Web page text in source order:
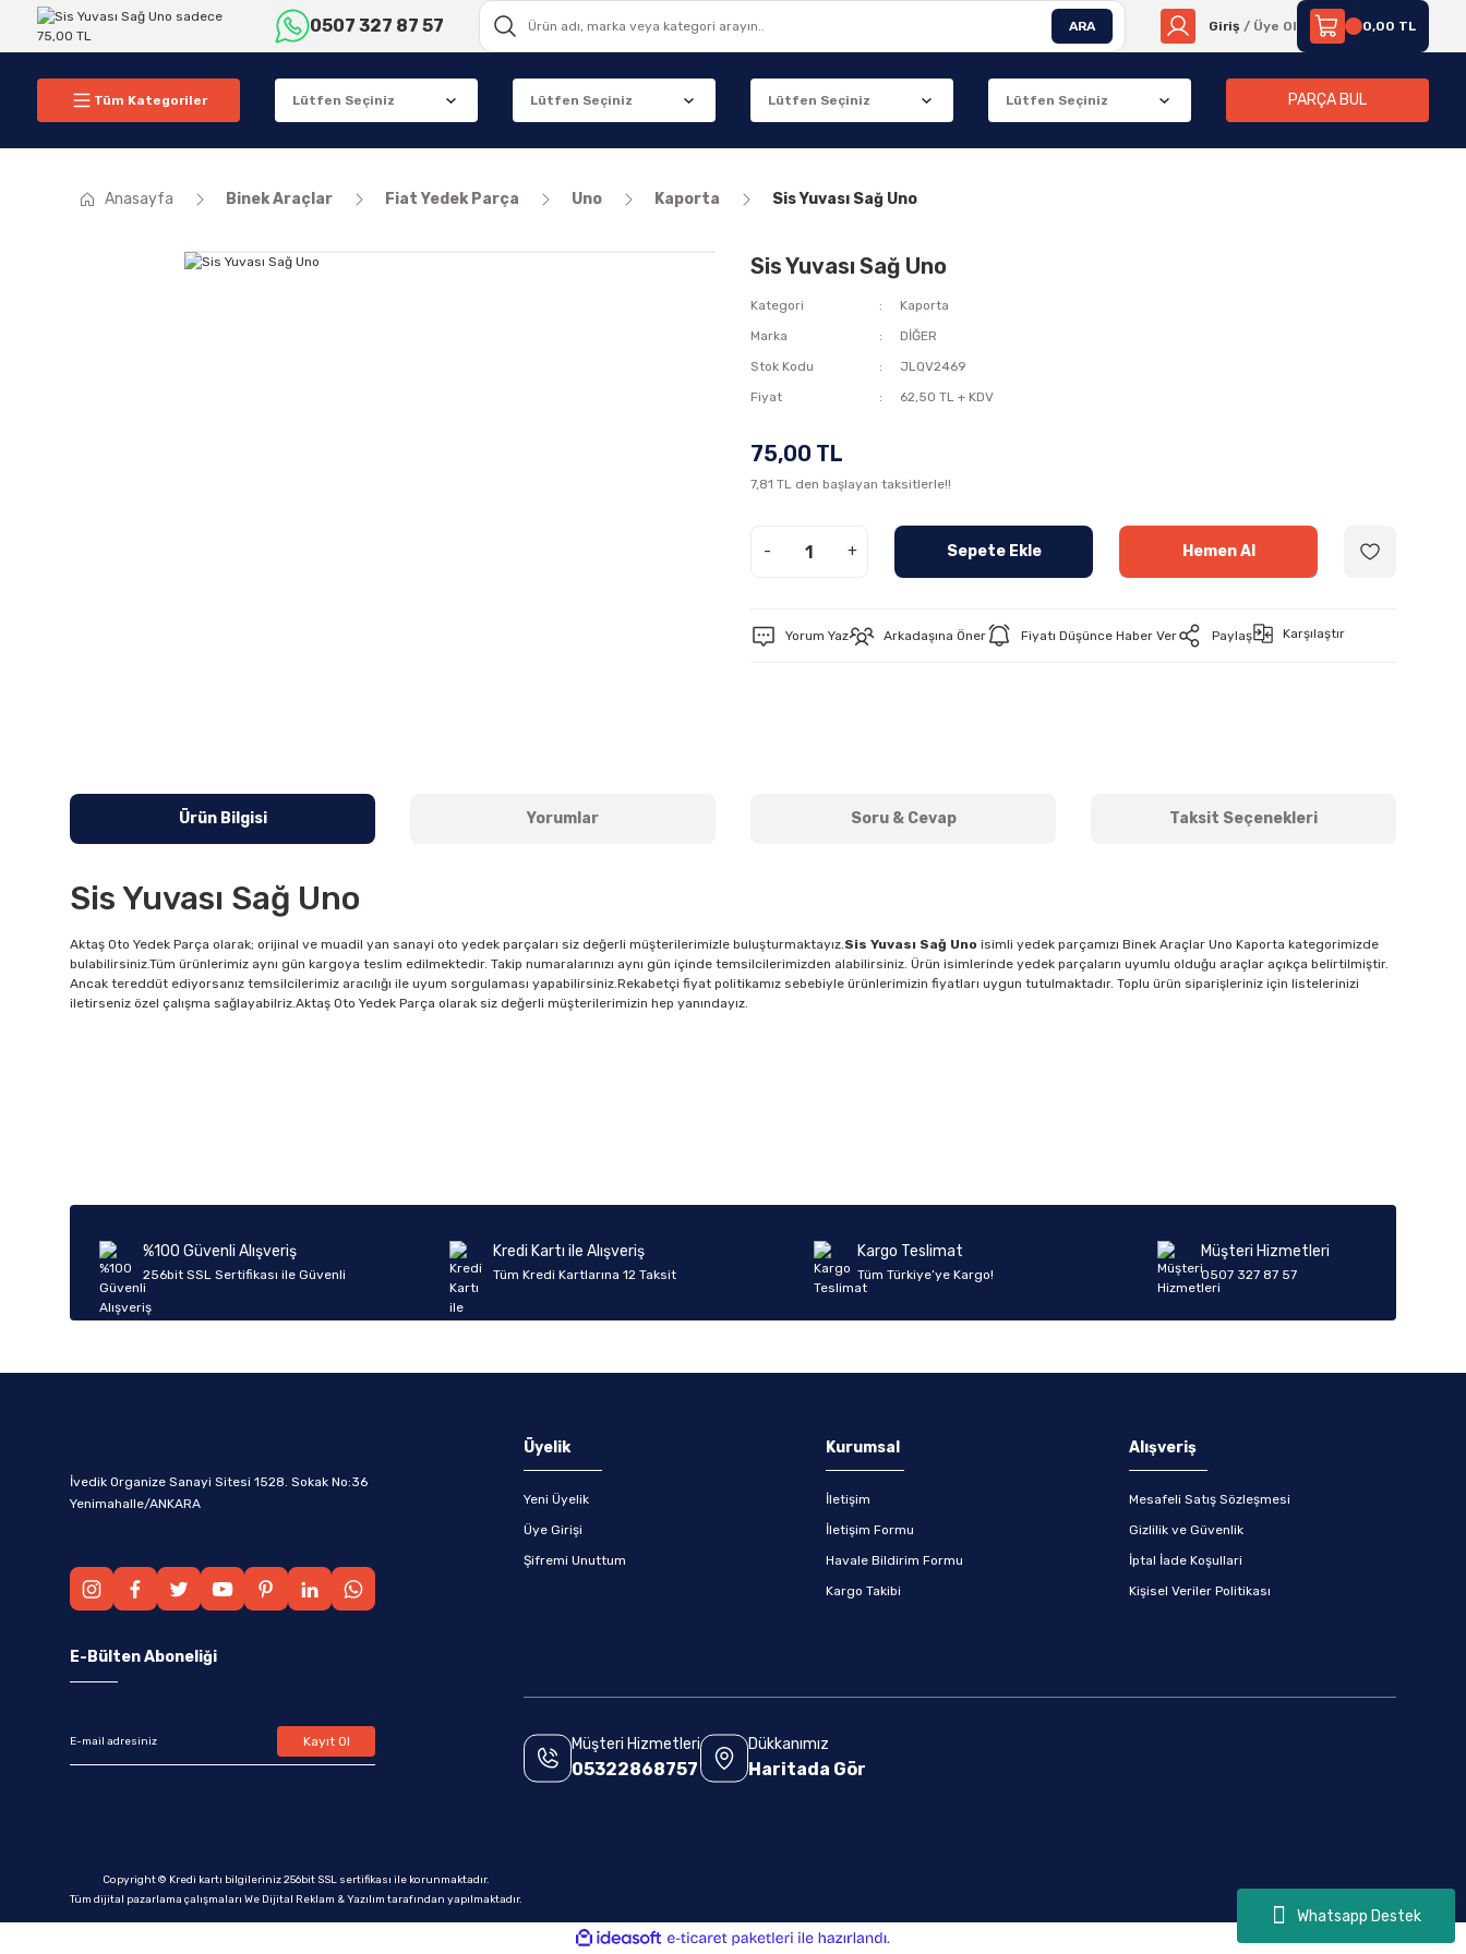
Whatsapp Destek
0507 327 87 57 ARA Giriş / Üye Ol 0,00 TL
Tüm Kategoriler PARÇA BUL
Anasayfa Binek Araçlar Fiat Yedek Parça Uno Kaporta Sis Yuvası Sağ Uno
Sis Yuvası Sağ Uno
Kategori
Kaporta
Marka
DİĞER
Stok Kodu
JLQV2469
Fiyat
62,50 TL + KDV
75,00 TL
7,81 TL den başlayan taksitlerle!!
- + Sepete Ekle Hemen Al
Yorum Yaz Arkadaşına Öner Fiyatı Düşünce Haber Ver Paylaş Karşılaştır
Ürün Bilgisi Yorumlar Soru & Cevap Taksit Seçenekleri
Sis Yuvası Sağ Uno
Aktaş Oto Yedek Parça olarak; orijinal ve muadil yan sanayi oto yedek parçaları siz değerli müşterilerimizle buluşturmaktayız.Sis Yuvası Sağ Uno isimli yedek parçamızı Binek Araçlar Uno Kaporta kategorimizde
bulabilirsiniz.Tüm ürünlerimiz aynı gün kargoya teslim edilmektedir. Takip numaralarınızı aynı gün içinde temsilcilerimizden alabilirsiniz. Ürün isimlerinde yedek parçaların uyumlu olduğu araçlar açıkça belirtilmiştir.
Ancak tereddüt ediyorsanız temsilcilerimiz aracılığı ile uyum sorgulaması yapabilirsiniz.Rekabetçi fiyat politikamız sebebiyle ürünlerimizin fiyatları uygun tutulmaktadır. Toplu ürün siparişleriniz için listelerinizi
iletirseniz özel çalışma sağlayabilriz.Aktaş Oto Yedek Parça olarak siz değerli müşterilerimizin hep yanındayız.
%100 Güvenli Alışveriş
256bit SSL Sertifikası ile Güvenli
Kredi Kartı ile Alışveriş
Tüm Kredi Kartlarına 12 Taksit
Kargo Teslimat
Tüm Türkiye’ye Kargo!
Müşteri Hizmetleri
0507 327 87 57
İvedik Organize Sanayi Sitesi 1528. Sokak No:36
Yenimahalle/ANKARA
Üyelik
Yeni Üyelik
Üye Girişi
Şifremi Unuttum
Kurumsal
İletişim
İletişim Formu
Havale Bildirim Formu
Kargo Takibi
Alışveriş
Mesafeli Satış Sözleşmesi
Gizlilik ve Güvenlik
İptal İade Koşullari
Kişisel Veriler Politikası
E-Bülten Aboneliği
Kayıt Ol Müşteri Hizmetleri
05322868757
Dükkanımız
Haritada Gör
Copyright © Kredi kartı bilgileriniz 256bit SSL sertifikası ile korunmaktadır.
Tüm dijital pazarlama çalışmaları We Dijital Reklam & Yazılım tarafından yapılmaktadır.
ideasoft
e-